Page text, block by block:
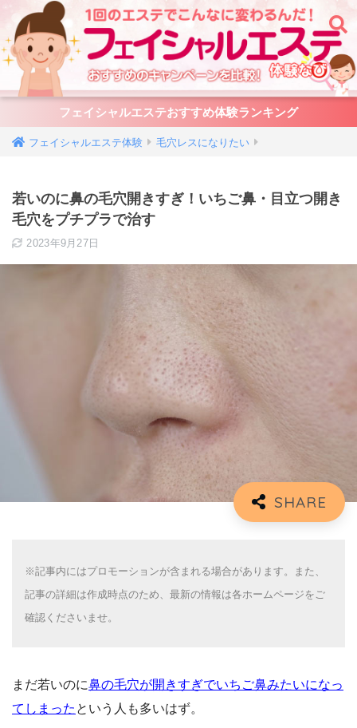
フェイシャルエステおすすめ体験ランキング
毛穴レスになりたい
若いのに鼻の毛穴開きすぎ！いちご鼻・目立つ開き
毛穴をプチプラで治す
2023年9月27日
※記事内にはプロモーションが含まれる場合があります。また、
記事の詳細は作成時点のため、最新の情報は各ホームページをご
確認くださいませ。
まだ若いのに鼻の毛穴が開きすぎでいちご鼻みたいになっ
てしまった という人も多いはず。